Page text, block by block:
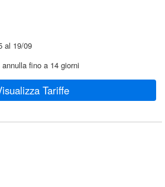
al 19/09
annulla fino a 14 giorni
Tariffe